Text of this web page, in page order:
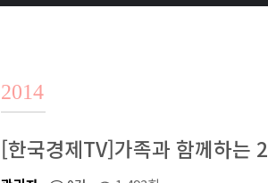
2014
[한국경제TV]가족과 함께하는